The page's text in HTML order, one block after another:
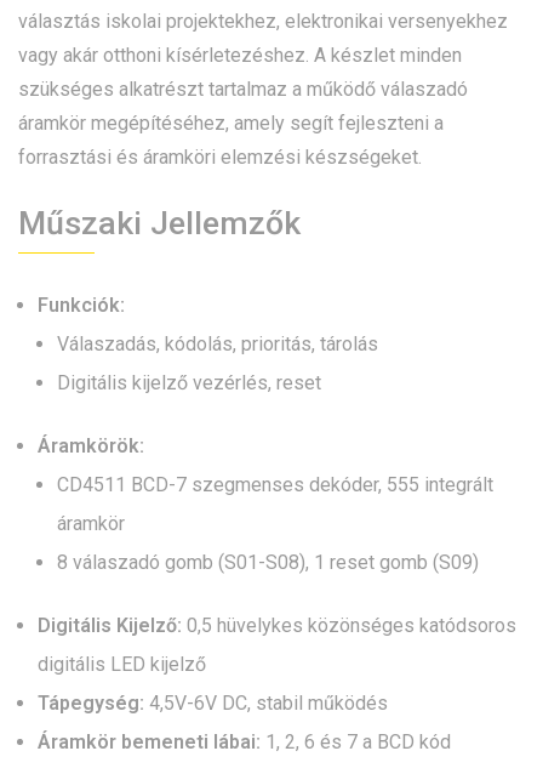
választás iskolai projektekhez, elektronikai versenyekhez
vagy akár otthoni kísérletezéshez. A készlet minden
szükséges alkatrészt tartalmaz a működő válaszadó
áramkör megépítéséhez, amely segít fejleszteni a
forrasztási és áramköri elemzési készségeket.
Műszaki Jellemzők
Funkciók:
Válaszadás, kódolás, prioritás, tárolás
Digitális kijelző vezérlés, reset
Áramkörök:
CD4511 BCD-7 szegmenses dekóder, 555 integrált
áramkör
8 válaszadó gomb (S01-S08), 1 reset gomb (S09)
Digitális Kijelző: 0,5 hüvelykes közönséges katódsoros
digitális LED kijelző
Tápegység: 4,5V-6V DC, stabil működés
Áramkör bemeneti lábai: 1, 2, 6 és 7 a BCD kód